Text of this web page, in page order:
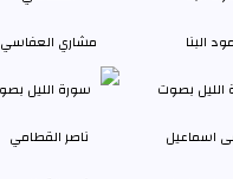
البنا مشاري العفاسي